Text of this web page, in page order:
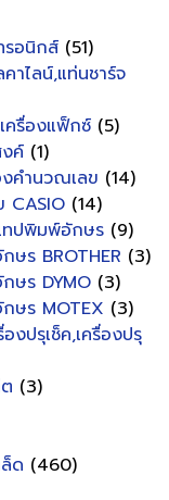
อนิกส์ (51)
าไลน์,แท่นชาร์จ
รื่องแฟ็กซ์ (5)
ค์ (1)
งคำนวณเลข (14)
CASIO (14)
ทปพิมพ์อักษร (9)
ษร BROTHER (3)
ษร DYMO (3)
ษร MOTEX (3)
งปรุเช็ค,เครื่องปรุ
(3)
ด (460)